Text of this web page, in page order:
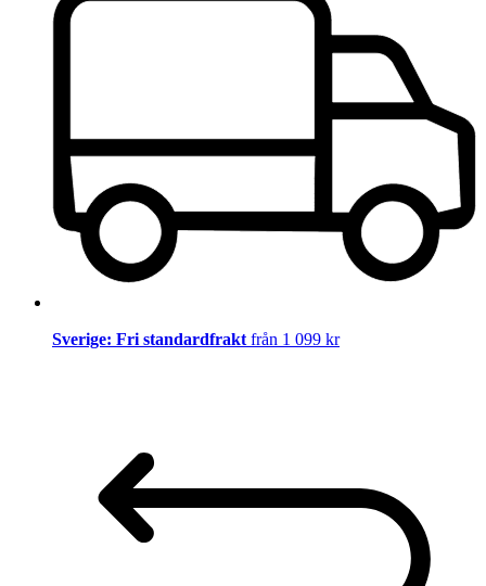
Sverige: Fri standardfrakt från 1 099 kr